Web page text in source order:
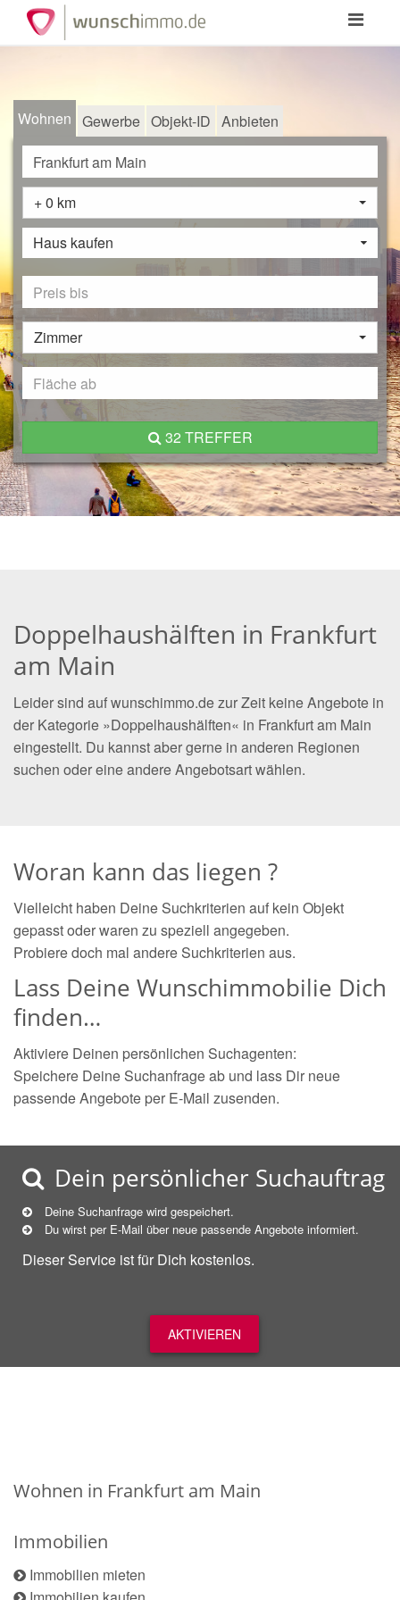
Toggle
Wohnen Gewerbe Objekt-ID Anbieten
+ 0 km
Haus kaufen
Zimmer
32 TREFFER
Doppelhaushälften in Frankfurt
am Main
Leider sind auf wunschimmo.de zur Zeit keine Angebote in
der Kategorie »Doppelhaushälften« in Frankfurt am Main
eingestellt. Du kannst aber gerne in anderen Regionen
suchen oder eine andere Angebotsart wählen.
Woran kann das liegen ?
Vielleicht haben Deine Suchkriterien auf kein Objekt
gepasst oder waren zu speziell angegeben.
Probiere doch mal andere Suchkriterien aus.
Lass Deine Wunschimmobilie Dich
finden…
Aktiviere Deinen persönlichen Suchagenten:
Speichere Deine Suchanfrage ab und lass Dir neue
passende Angebote per E-Mail zusenden.
Dein persönlicher Suchauftrag
Deine Suchanfrage wird gespeichert.
Du wirst per E-Mail über neue passende Angebote informiert.
Dieser Service ist für Dich kostenlos.
AKTIVIEREN
Wohnen in Frankfurt am Main
Immobilien
Immobilien mieten